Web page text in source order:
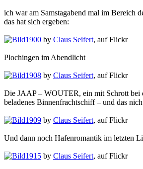
ich war am Samstagabend mal im Bereich
das hat sich ergeben:
1900 by Claus Seifert, auf Flickr
Plochingen im Abendlicht
1908 by Claus Seifert, auf Flickr
Die JAAP – WOUTER, ein mit Schrott bei
beladenes Binnenfrachtschiff – und das
1909 by Claus Seifert, auf Flickr
Und dann noch Hafenromantik im letzten
1915 by Claus Seifert, auf Flickr